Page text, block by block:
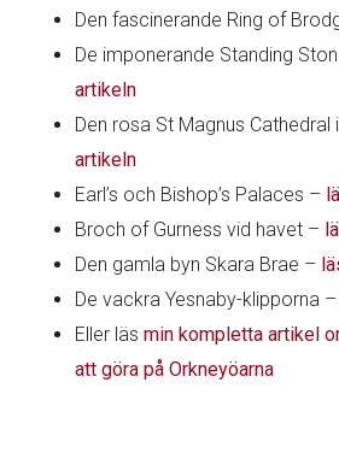
Den fascinerande Ring of
De imponerande Standing
artikeln
Den rosa St Magnus Cathedral
artikeln
Earl’s och Bishop’s Palaces –
Broch of Gurness vid havet –
Den gamla byn Skara Brae –
De vackra Yesnaby-klipporna –
Eller läsmin kompletta artikel
att göra på Orkneyöarna